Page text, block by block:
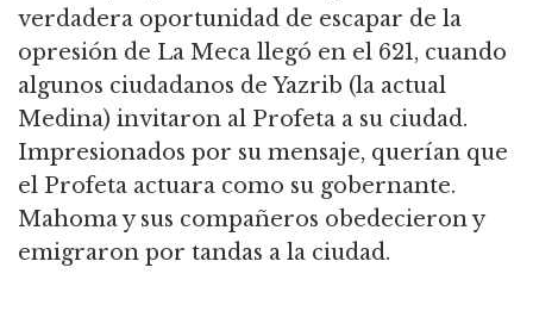
verdadera oportunidad de escapar de la
opresión de La Meca llegó en el 621, cuando
algunos ciudadanos de Yazrib (la actual
Medina) invitaron al Profeta a su ciudad.
Impresionados por su mensaje, querían que
el Profeta actuara como su gobernante.
Mahoma y sus compañeros obedecieron y
emigraron por tandas a la ciudad.